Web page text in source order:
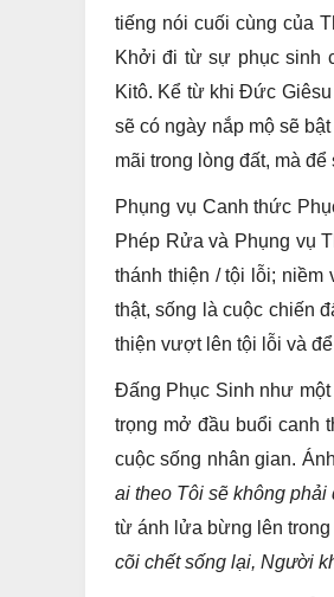
tiếng nói cuối cùng của
Khởi đi từ sự phục sinh
Kitô. Kể từ khi Đức
sẽ có ngày nắp mộ sẽ
mãi trong lòng đất, mà
Phụng vụ Canh thức
Phép Rửa và Phụng vụ
thánh thiện / tội lỗi; niềm
thật, sống là cuộc chiến
thiện vượt lên tội lỗi và
Đấng Phục Sinh như
trọng mở đầu buổi canh
cuộc sống nhân gian.
ai theo Tôi sẽ không phải
từ ánh lửa bừng lên trong
cõi chết sống lại, Người